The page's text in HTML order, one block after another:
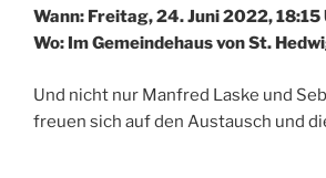
Wann: Freitag, 24. Juni 2022, 18:15
Wo: Im Gemeindehaus von St.
Und nicht nur Manfred Laske und
freuen sich auf den Austausch und